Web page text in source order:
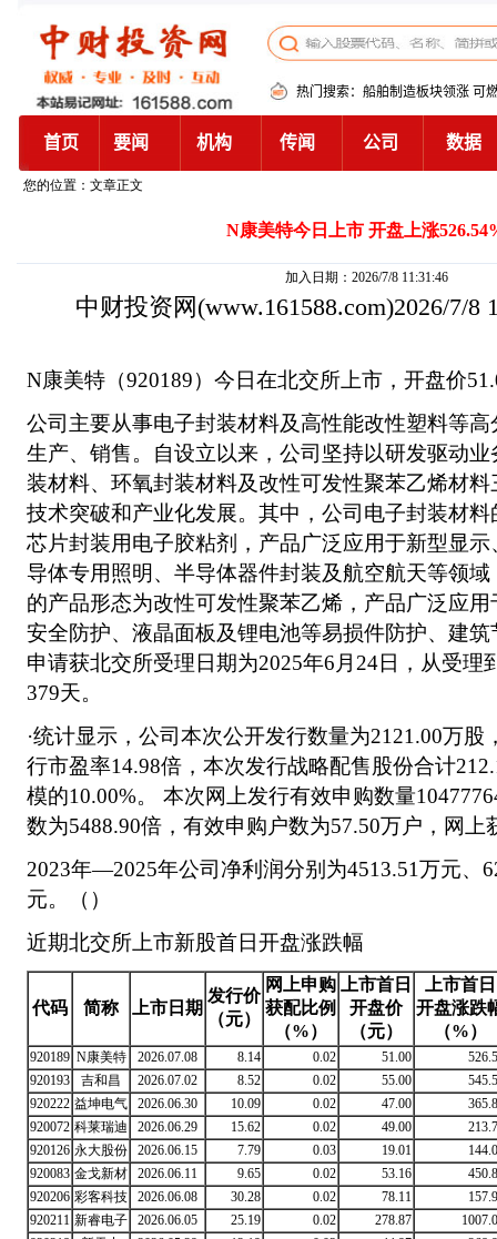
您的位置：文章正文
N康美特今日上市 开盘上涨
加入日期：2026/7/8 11:31:46
中财投资网 (www.161588.com)2026/7/8
N康美特（920189）今日在北交所上市，开盘价
公司主要从事电子封装材料及高性能改性塑料等
生产、销售。自设立以来，公司坚持以研发驱动
装材料、环氧封装材料及改性可发性聚苯乙烯材
技术突破和产业化发展。其中，公司电子封装材
芯片封装用电子胶粘剂，产品广泛应用于新型显
导体专用照明、半导体器件封装及航空航天等领
的产品形态为改性可发性聚苯乙烯，产品广泛应
安全防护、液晶面板及锂电池等易损件防护、建
申请获北交所受理日期为2025年6月24日，从受理
379天。
·统计显示，公司本次公开发行数量为2121.00万股
行市盈率14.98倍，本次发行战略配售股份合计
模的10.00%。 本次网上发行有效申购数量
数为5488.90倍，有效申购户数为57.50万户，网上
2023年—2025年公司净利润分别为4513.51万元、
元。（）
近期北交所上市新股首日开盘涨跌幅
代码 简称 上市日期
发行价
（元）
网上申购
获配比例
（%）
上市首日
开盘价
（元）
上市首日
开盘涨跌
（%）
920189 N康美特 2026.07.08 8.14 0.02 51.00
920193
吉和昌 2026.07.02 8.52 0.02 55.00
920222 益坤电气 2026.06.30 10.09 0.02 47.00
920072 科莱瑞迪 2026.06.29 15.62 0.02 49.00
920126 永大股份 2026.06.15 7.79 0.03 19.01
920083 金戈新材 2026.06.11 9.65 0.02 53.16
920206 彩客科技 2026.06.08 30.28 0.02 78.11
920211 新睿电子 2026.06.05 25.19 0.02 278.87